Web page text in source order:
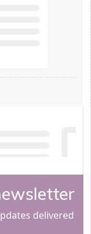
delivered